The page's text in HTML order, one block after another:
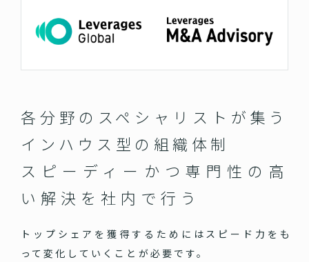
各分野のスペシャリストが集う
インハウス型の組織体制
スピーディーかつ専門性の高
い 解決を社内で行う
トップシェアを獲得するためにはスピード力をも
って変化していくことが必要です。